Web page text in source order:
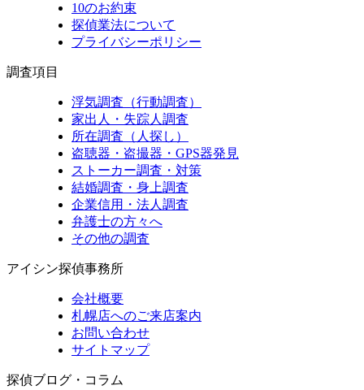
10のお約束
探偵業法について
プライバシーポリシー
調査項目
浮気調査（行動調査）
家出人・失踪人調査
所在調査（人探し）
盗聴器・盗撮器・GPS器発見
ストーカー調査・対策
結婚調査・身上調査
企業信用・法人調査
弁護士の方々へ
その他の調査
アイシン探偵事務所
会社概要
札幌店へのご来店案内
お問い合わせ
サイトマップ
探偵ブログ・コラム